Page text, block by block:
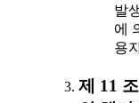
발
에
용
제 11